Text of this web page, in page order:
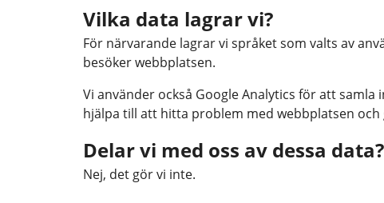
Vilka data lagrar vi?
För närvarande lagrar vi språket som valts av
besöker webbplatsen.
Vi använder också Google Analytics för att
hjälpa till att hitta problem med webbplatsen
Delar vi med oss av dessa data?
Nej, det gör vi inte.